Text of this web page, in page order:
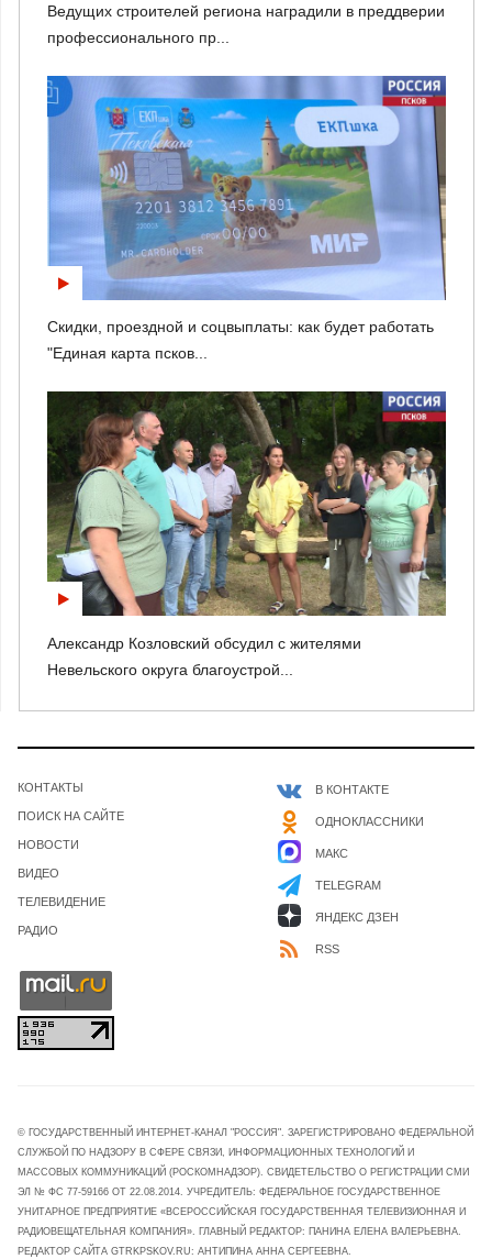
Ведущих строителей региона наградили в преддверии
профессионального пр...
Скидки, проездной и соцвыплаты: как будет работать
"Единая карта псков...
Александр Козловский обсудил с жителями
Невельского округа благоустрой...
КОНТАКТЫ
ПОИСК НА САЙТЕ
НОВОСТИ
ВИДЕО
ТЕЛЕВИДЕНИЕ
РАДИО
В КОНТАКТЕ
ОДНОКЛАССНИКИ
МАКС
TELEGRAM
ЯНДЕКС ДЗЕН
RSS
© ГОСУДАРСТВЕННЫЙ ИНТЕРНЕТ-КАНАЛ "РОССИЯ". ЗАРЕГИСТРИРОВАНО ФЕДЕРАЛЬНОЙ
СЛУЖБОЙ ПО НАДЗОРУ В СФЕРЕ СВЯЗИ, ИНФОРМАЦИОННЫХ ТЕХНОЛОГИЙ И
МАССОВЫХ КОММУНИКАЦИЙ (РОСКОМНАДЗОР). СВИДЕТЕЛЬСТВО О РЕГИСТРАЦИИ СМИ
ЭЛ № ФС 77-59166 ОТ 22.08.2014. УЧРЕДИТЕЛЬ: ФЕДЕРАЛЬНОЕ ГОСУДАРСТВЕННОЕ
УНИТАРНОЕ ПРЕДПРИЯТИЕ «ВСЕРОССИЙСКАЯ ГОСУДАРСТВЕННАЯ ТЕЛЕВИЗИОННАЯ И
РАДИОВЕЩАТЕЛЬНАЯ КОМПАНИЯ». ГЛАВНЫЙ РЕДАКТОР: ПАНИНА ЕЛЕНА ВАЛЕРЬЕВНА.
РЕДАКТОР САЙТА GTRKPSKOV.RU: АНТИПИНА АННА СЕРГЕЕВНА.